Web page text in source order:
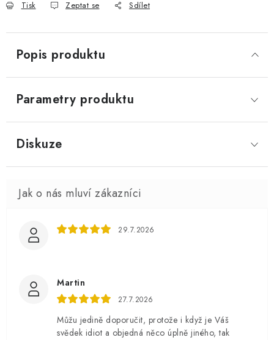
Tisk Zeptat se Sdílet
Popis produktu
Parametry produktu
Diskuze
29.7.2026
Martin
27.7.2026
Můžu jedině doporučit, protože i když je Váš
svědek idiot a objedná něco úplně jiného, tak